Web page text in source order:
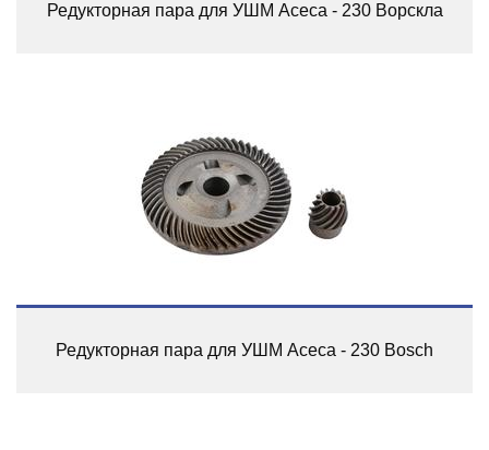
Редукторная пара для УШМ Асеса - 230 Ворскла
Редукторная пара для УШМ Асеса - 230 Bosch